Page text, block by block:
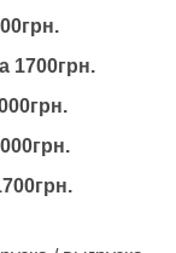
1700грн.